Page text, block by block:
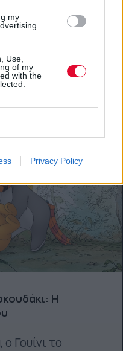
my
Use,
of my
with the
Privacy Policy
Η
Γουίνι το